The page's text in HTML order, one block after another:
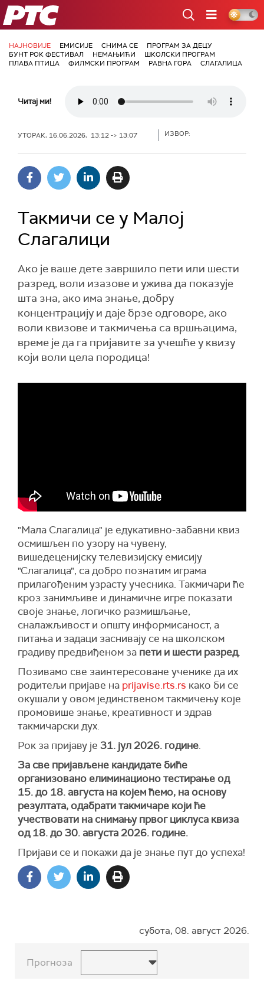
РТС
НАЈНОВИЈЕ ЕМИСИЈЕ СНИМА СЕ
ПРОГРАМ ЗА ДЕЦУ
БУНТ РОК ФЕСТИВАЛ
НЕМАЊИЋИ
ШКОЛСКИ ПРОГРАМ
ПЛАВА ПТИЦА
ФИЛМСКИ ПРОГРАМ РАВНА ГОРА СЛАГАЛИЦА
Читај ми!
УТОРАК, 16.06.2026, 13:12 -> 13:07 ИЗВОР:
Такмичи се у Малој
Слагалици
Ако је ваше дете завршило пети или шести
разред, воли изазове и ужива да показује
шта зна, ако има знање, добру
концентрацију и даје брзе одговоре, ако
воли квизове и такмичења са вршњацима,
време је да га пријавите за учешће у квизу
који воли цела породица!
"Мала Слагалица" је едукативно-забавни квиз
осмишљен по узору на чувену,
вишедеценијску телевизијску емисију
"Слагалица", са добро познатим играма
прилагођеним узрасту учесника. Такмичари ће
кроз занимљиве и динамичне игре показати
своје знање, логичко размишљање,
сналажљивост и општу информисаност, а
питања и задаци заснивају се на школском
градиву предвиђеном за пети и шести разред.
Позивамо све заинтересоване ученике да их
родитељи пријаве на prijavise.rts.rs како би се
окушали у овом јединственом такмичењу које
промовише знање, креативност и здрав
такмичарски дух.
Рок за пријаву је 31. јул 2026. године.
За све пријављене кандидате биће
организовано елиминационо тестирање од
15. до 18. августа на којем ћемо, на основу
резултата, одабрати такмичаре који ће
учествовати на снимању првог циклуса квиза
од 18. до 30. августа 2026. године.
Пријави се и покажи да је знање пут до успеха!
субота, 08. август 2026.
Прогноза